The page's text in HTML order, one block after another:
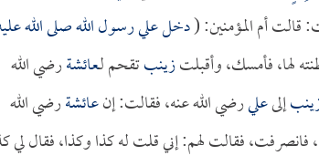
قالت أم المؤمنين: (دخل علي رسول الله صلى الله
لها، فأمسك، وأقبلتزينبتقحم لـعائشةرضي الله
إلىعليرضي الله عنه، فقالت: إنعائشةرضي الله
فانصرفت، فقالت لهم: إني قلت له كذا وكذا، فقال لي